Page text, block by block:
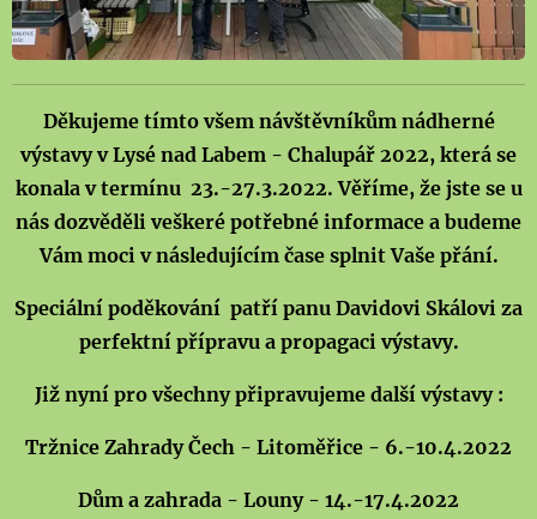
Děkujeme tímto všem návštěvníkům nádherné
výstavy v Lysé nad Labem - Chalupář 2022, která se
konala v termínu 23.-27.3.2022. Věříme, že jste se u
nás dozvěděli veškeré potřebné informace a budeme
Vám moci v následujícím čase splnit Vaše přání.
Speciální poděkování patří panu Davidovi Skálovi za
perfektní přípravu a propagaci výstavy.
Již nyní pro všechny připravujeme další výstavy :
Tržnice Zahrady Čech - Litoměřice - 6.-10.4.2022
Dům a zahrada - Louny - 14.-17.4.2022